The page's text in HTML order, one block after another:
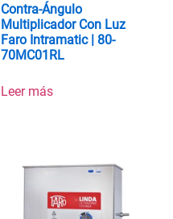
Contra-Ángulo
Multiplicador Con Luz
Faro Intramatic | 80-
70MC01RL
Leer más